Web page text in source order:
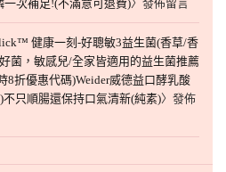
次補足!(不滿意可退費)〉發佈留言
健康一刻-好聰敏3益生菌(香草/香
菌，敏感兒/全家皆適用的益生菌推薦
8折優惠代碼)Weider威德益口酵乳酸
只順腸還保持口氣清新(純素)〉發佈